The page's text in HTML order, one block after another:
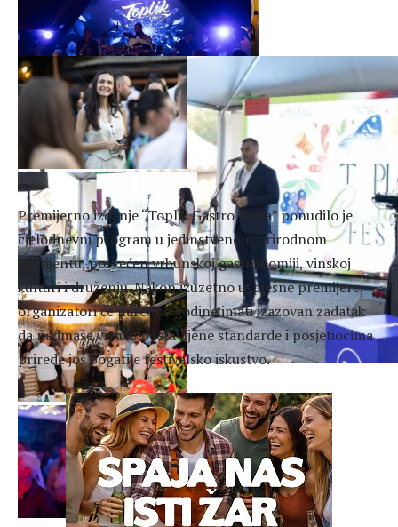
Premijerno izdanje “Toplik Gastro Festa” ponudilo je
cjelodnevni program u jedinstvenom prirodnom
ambijentu, posvećen vrhunskoj gastronomiji, vinskoj
kulturi i druženju. Nakon izuzetno uspješne premijere,
organizatori će naredne godine imati izazovan zadatak
da nadmaše visoko postavljene standarde i posjetiocima
prirede još bogatije festivalsko iskustvo.